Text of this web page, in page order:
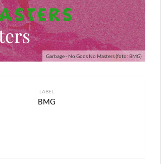
Garbage - No Gods No Masters (foto: BMG)
LABEL
BMG